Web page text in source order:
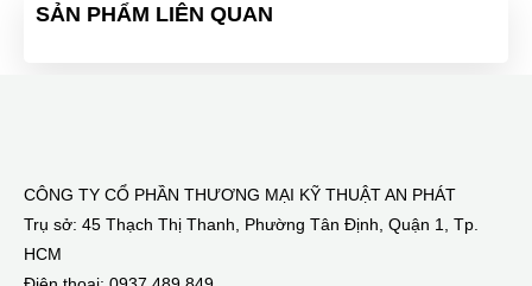
SẢN PHẨM LIÊN QUAN
CÔNG TY CỔ PHẦN THƯƠNG MẠI KỸ THUẬT AN PHÁT
Trụ sở: 45 Thạch Thị Thanh, Phường Tân Định, Quận 1, Tp.
HCM